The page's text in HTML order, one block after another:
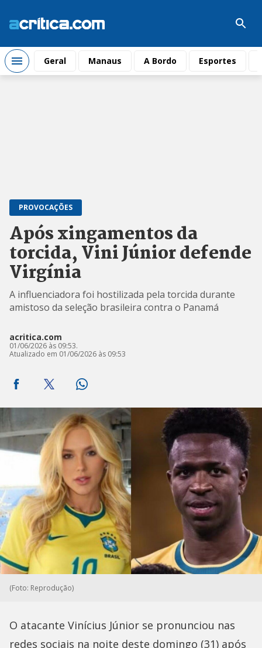
Geral Manaus A Bordo Esportes
PROVOCAÇÕES
Após xingamentos da
torcida, Vini Júnior defende
Virgínia
A influenciadora foi hostilizada pela torcida durante
amistoso da seleção brasileira contra o Panamá
acritica.com
01/06/2026 às 09:53.
Atualizado em 01/06/2026 às 09:53
(Foto: Reprodução)
O atacante Vinícius Júnior se pronunciou nas
redes sociais na noite deste domingo (31) após